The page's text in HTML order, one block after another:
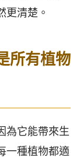
更清楚。
所有植物
為它能帶來生
一種植物都適